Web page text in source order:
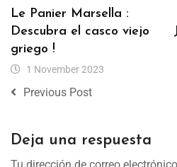
Le Panier Marsella :
Descubra el casco viejo
griego !
1 November 2023
Previous Post
Deja una respuesta